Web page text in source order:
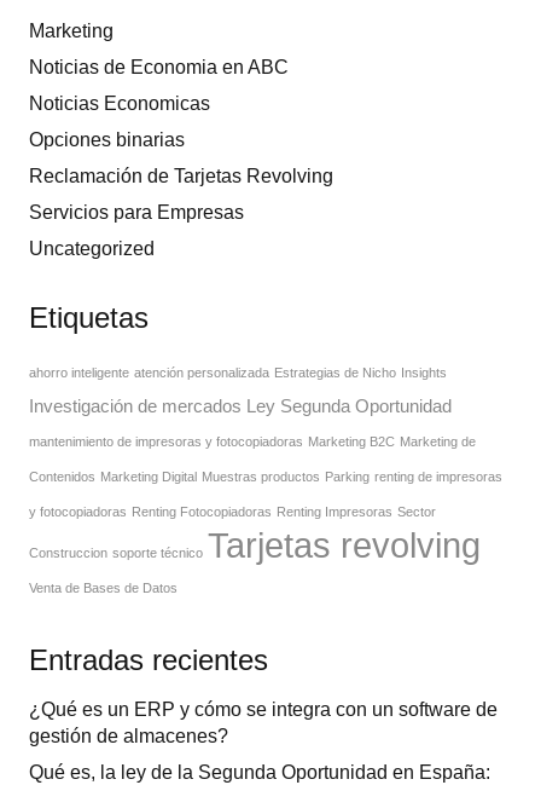
Marketing
Noticias de Economia en ABC
Noticias Economicas
Opciones binarias
Reclamación de Tarjetas Revolving
Servicios para Empresas
Uncategorized
Etiquetas
ahorro inteligente atención personalizada Estrategias de Nicho Insights
Investigación de mercados Ley Segunda Oportunidad
mantenimiento de impresoras y fotocopiadoras Marketing B2C Marketing de
Contenidos Marketing Digital Muestras productos Parking renting de impresoras
y fotocopiadoras Renting Fotocopiadoras Renting Impresoras Sector
Construccion soporte técnico Tarjetas revolving
Venta de Bases de Datos
Entradas recientes
¿Qué es un ERP y cómo se integra con un software de
gestión de almacenes?
Qué es, la ley de la Segunda Oportunidad en España: